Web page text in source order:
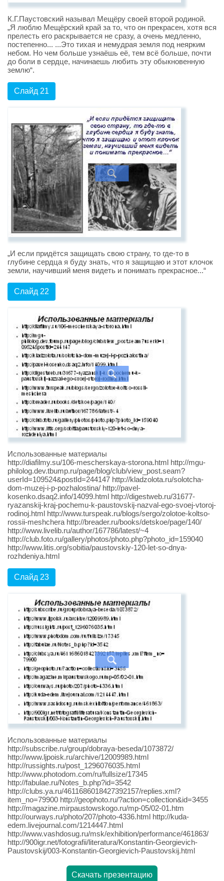
К.Г.Паустовский называл Мещёру своей второй родиной.
„Я люблю Мещёрский край за то, что он прекрасен, хотя вся
прелесть его раскрывается не сразу, а очень медленно,
постепенно... ...Это тихая и немудрая земля под неярким
небом. Но чем больше узнаёшь её, тем всё больше, почти
до боли в сердце, начинаешь любить эту обыкновенную
землю“.
Слайд 21
„И если придётся защищать свою страну, то где-то в
глубине сердца я буду знать, что я защищаю и этот клочок
земли, научивший меня видеть и понимать прекрасное...“
Слайд 22
Использованные материалы
http://diafilmy.su/106-mescherskaya-storona.html http://mgu-
philolog.dev.tbump.ru/page/blog/club/view_post.seam?
userId=109524&postId=244147 http://kladzolota.ru/solotcha-
dom-muzej-i-p-pozhalostina/ http://pavel-
kosenko.dsaq2.info/14099.html http://digestweb.ru/31677-
ryazanskij-kraj-pochemu-k-paustovskij-nazval-ego-svoej-vtoroj-
rodinoj.html http://www.turspeak.ru/blogs/sergo/zolotoe-koltso-
rossii-meshchera http://breader.ru/books/detskoe/page/140/
http://www.livelib.ru/author/167786/latest/~4
http://club.foto.ru/gallery/photos/photo.php?photo_id=159040
http://www.litis.org/sobitia/paustovskiy-120-let-so-dnya-
rozhdeniya.html
Слайд 23
Использованные материалы
http://subscribe.ru/group/dobraya-beseda/1073872/
http://www.ljpoisk.ru/archive/12009989.html
http://russights.ru/post_1296076035.html
http://www.photodom.com/ru/fullsize/17345
http://fabulae.ru/Notes_b.php?id=3542
http://clubs.ya.ru/4611686018427392157/replies.xml?
item_no=79900 http://geophoto.ru/?action=collection&id=3455
http://magazine.mirpaustowskogo.ru/mp-05/02-01.htm
http://ourways.ru/photo/207/photo-4336.html http://kuda-
edem.livejournal.com/1214447.html
http://www.vashdosug.ru/msk/exhibition/performance/461863/
http://900igr.net/fotografii/literatura/Konstantin-Georgievich-
Paustovskij/003-Konstantin-Georgievich-Paustovskij.html
Скачать презентацию